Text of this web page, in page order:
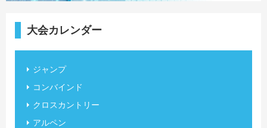
大会カレンダー
ジャンプ
コンバインド
クロスカントリー
アルペン